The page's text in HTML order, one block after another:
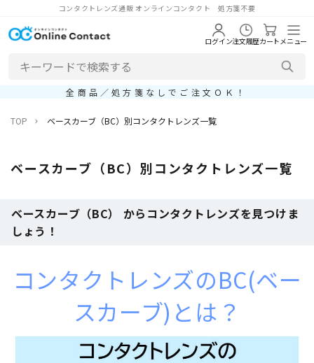
コンタクトレンズ通販 オンラインコンタクト 処方箋不要
ログイン注文履歴カートメニュー
全商品／処方箋なしでご注文ＯＫ！
TOP ベースカーブ（BC）別コンタクトレンズ一覧
ベースカーブ（BC）別コンタクトレンズ一覧
ベースカーブ（BC） からコンタクトレンズを見つけま
しょう！
コンタクトレンズのBC(ベー
スカーブ)とは？